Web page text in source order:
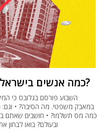
כמה אנשים בישראל מחזיקים ב-9 דירות לפחות?
השבוע פורסם בגלובס כי
כמה מס תשלמו? • חושבים שאתם
ובעולם? בואו לבחון